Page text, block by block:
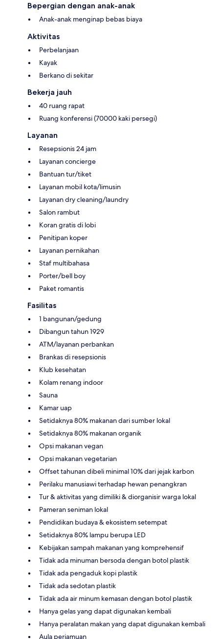
Bepergian dengan anak-anak
Anak-anak menginap bebas biaya
Aktivitas
Perbelanjaan
Kayak
Berkano di sekitar
Bekerja jauh
40 ruang rapat
Ruang konferensi (70000 kaki persegi)
Layanan
Resepsionis 24 jam
Layanan concierge
Bantuan tur/tiket
Layanan mobil kota/limusin
Layanan dry cleaning/laundry
Salon rambut
Koran gratis di lobi
Penitipan koper
Layanan pernikahan
Staf multibahasa
Porter/bell boy
Paket romantis
Fasilitas
1 bangunan/gedung
Dibangun tahun 1929
ATM/layanan perbankan
Brankas di resepsionis
Klub kesehatan
Kolam renang indoor
Sauna
Kamar uap
Setidaknya 80% makanan dari sumber lokal
Setidaknya 80% makanan organik
Opsi makanan vegan
Opsi makanan vegetarian
Offset tahunan dibeli minimal 10% dari jejak karbon
Perilaku manusiawi terhadap hewan penangkran
Tur & aktivitas yang dimiliki & diorganisir warga lokal
Pameran seniman lokal
Pendidikan budaya & ekosistem setempat
Setidaknya 80% lampu berupa LED
Kebijakan sampah makanan yang komprehensif
Tidak ada minuman bersoda dengan botol plastik
Tidak ada pengaduk kopi plastik
Tidak ada sedotan plastik
Tidak ada air minum kemasan dengan botol plastik
Hanya gelas yang dapat digunakan kembali
Hanya peralatan makan yang dapat digunakan kembali
Aula perjamuan